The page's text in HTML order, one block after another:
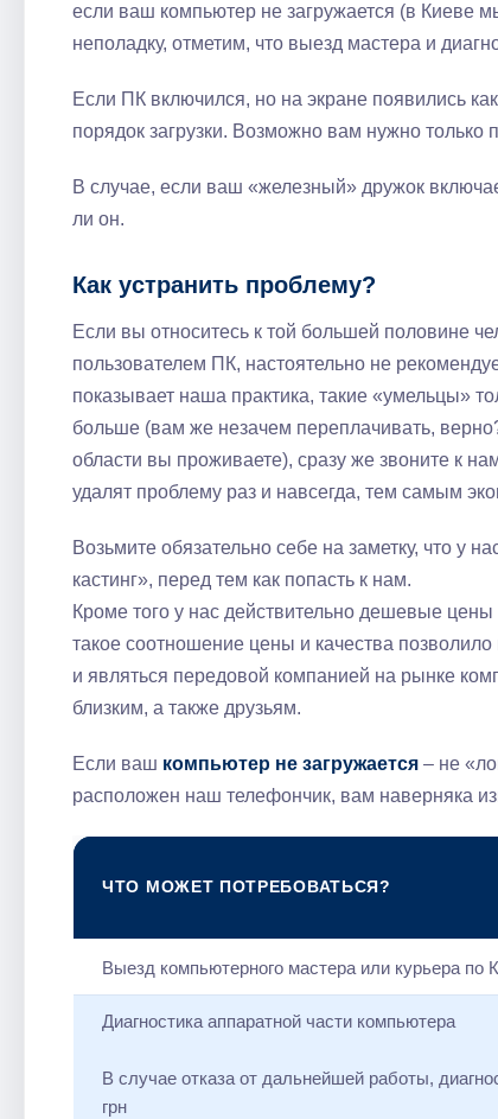
если ваш компьютер не загружается (в Киеве
неполадку, отметим, что выезд мастера и
Если ПК включился, но на экране появились
порядок загрузки. Возможно вам нужно только
В случае, если ваш «железный» дружок
ли он.
Как устранить проблему?
Если вы относитесь к той большей половине
пользователем ПК, настоятельно не
показывает наша практика, такие «умельцы»
больше (вам же незачем переплачивать,
области вы проживаете), сразу же звоните к
удалят проблему раз и навсегда, тем самым
Возьмите обязательно себе на заметку, что у
кастинг», перед тем как попасть к нам.
Кроме того у нас действительно дешевые
такое соотношение цены и качества
и являться передовой компанией на рынке
близким, а также друзьям.
Если ваш компьютер не загружается – не
расположен наш телефончик, вам наверняка
ЧТО МОЖЕТ ПОТРЕБОВАТЬСЯ?
Выезд компьютерного мастера или курьера по
Диагностика аппаратной части компьютера
В случае отказа от дальнейшей работы,
грн